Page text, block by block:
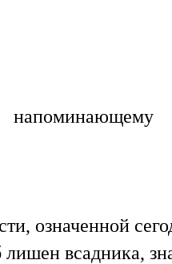
означенной
всадника,